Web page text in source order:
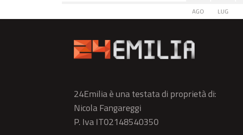
AGO
LUG
24Emilia è una testata di proprietà di:
Nicola Fangareggi
P. Iva IT02148540350